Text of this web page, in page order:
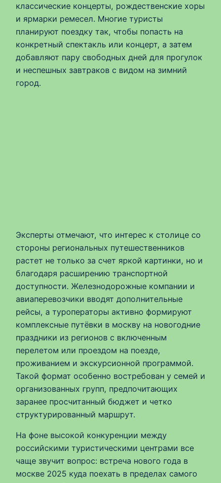
классические концерты, рождественские хоры
и ярмарки ремесел. Многие туристы
планируют поездку так, чтобы попасть на
конкретный спектакль или концерт, а затем
добавляют пару свободных дней для прогулок
и неспешных завтраков с видом на зимний
город.
Эксперты отмечают, что интерес к столице со
стороны региональных путешественников
растет не только за счет яркой картинки, но и
благодаря расширению транспортной
доступности. Железнодорожные компании и
авиаперевозчики вводят дополнительные
рейсы, а туроператоры активно формируют
комплексные путёвки в москву на новогодние
праздники из регионов с включенным
перелетом или проездом на поезде,
проживанием и экскурсионной программой.
Такой формат особенно востребован у семей и
организованных групп, предпочитающих
заранее просчитанный бюджет и четко
структурированный маршрут.
На фоне высокой конкуренции между
российскими туристическими центрами все
чаще звучит вопрос: встреча нового года в
москве 2025 куда поехать в пределах самого